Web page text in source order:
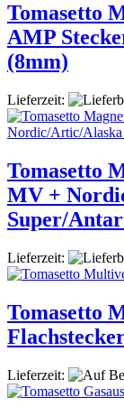
Tomasetto
AMP
(8mm)
Lieferzeit:
Tomasetto
MV +
Super/
Lieferzeit:
Tomasetto
Lieferzeit: